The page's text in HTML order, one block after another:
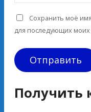
Сохранить моё
для последующих
Получить